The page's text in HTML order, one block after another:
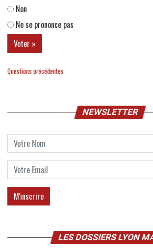
Non
Ne se prononce pas
Questions précédentes
NEWSLETTER
LES DOSSIERS LYON